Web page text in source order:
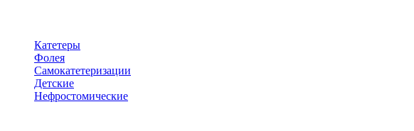
Катетеры
Фолея
Самокатетеризации
Детские
Нефростомические